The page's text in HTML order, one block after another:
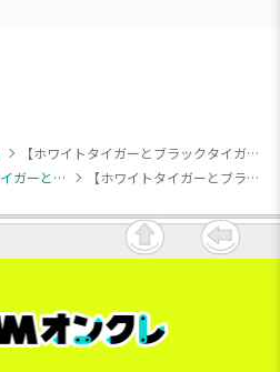
【ホワイトタイガーとブラックタイガー】【C犬のおまわりさん】ホワイトタイガーとブラックタイガー ルームウェアBIGぬいぐるみ
ホワイトタイガーとブラックタイガー 【ホワイトタイガーとブラックタイガー】【C犬のおまわりさん】ホワイトタイガーとブラックタイガー ルームウェアBIGぬいぐるみ